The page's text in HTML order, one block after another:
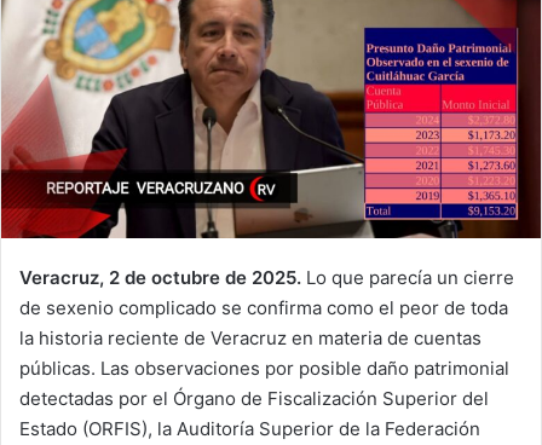
Veracruz, 2 de octubre de 2025. Lo que parecía un cierre
de sexenio complicado se confirma como el peor de toda
la historia reciente de Veracruz en materia de cuentas
públicas. Las observaciones por posible daño patrimonial
detectadas por el Órgano de Fiscalización Superior del
Estado (ORFIS), la Auditoría Superior de la Federación